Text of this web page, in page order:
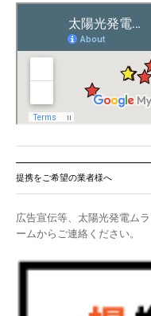
提携をご希望の業者様へ
広告宣伝等、太陽光発電ム
ームからご連絡ください。